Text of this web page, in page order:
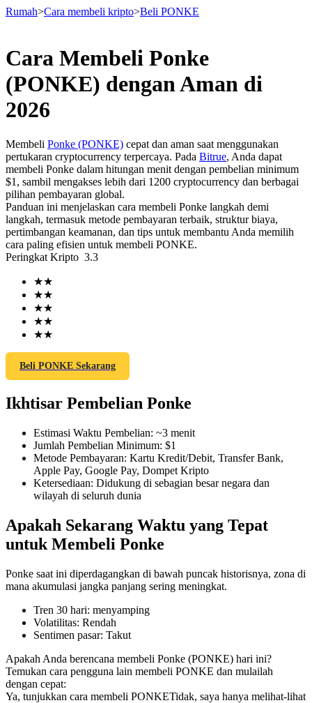
Berjangka
USDT Berjangka
Kontrak berjangka menggunakan USDT sebagai jaminannya
Mata Uang Kripto Berjangka
TradFi
Derivatif saham, forex, logam mulia, dan komoditas
USDC Berjangka
Kontrak berjangka menggunakan USDC sebagai jaminannya
Rumah>Cara membeli kripto>Beli PONKE
Cara Membeli Ponke
(PONKE) dengan Aman di
2026
Membeli Ponke (PONKE) cepat dan aman saat menggunakan
pertukaran cryptocurrency terpercaya. Pada Bitrue, Anda dapat
membeli Ponke dalam hitungan menit dengan pembelian minimum
$1, sambil mengakses lebih dari 1200 cryptocurrency dan berbagai
pilihan pembayaran global.
Panduan ini menjelaskan cara membeli Ponke langkah demi
langkah, termasuk metode pembayaran terbaik, struktur biaya,
pertimbangan keamanan, dan tips untuk membantu Anda memilih
cara paling efisien untuk membeli PONKE.
Peringkat Kripto 3.3
★★
★★
★★
★★
★★
Beli PONKE Sekarang
Ikhtisar Pembelian Ponke
Estimasi Waktu Pembelian: ~3 menit
Jumlah Pembelian Minimum: $1
Metode Pembayaran: Kartu Kredit/Debit, Transfer Bank,
Apple Pay, Google Pay, Dompet Kripto
Ketersediaan: Didukung di sebagian besar negara dan
wilayah di seluruh dunia
Apakah Sekarang Waktu yang Tepat
untuk Membeli Ponke
Ponke saat ini diperdagangkan di bawah puncak historisnya, zona di
mana akumulasi jangka panjang sering meningkat.
Tren 30 hari: menyamping
Volatilitas: Rendah
Sentimen pasar: Takut
Apakah Anda berencana membeli Ponke (PONKE) hari ini?
Temukan cara pengguna lain membeli PONKE dan mulailah
dengan cepat:
Ya, tunjukkan cara membeli PONKETidak, saya hanya melihat-lihat